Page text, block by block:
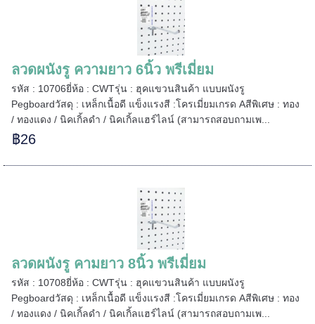
ลวดผนังรู ความยาว 6นิ้ว พรีเมี่ยม
รหัส : 10706ยี่ห้อ : CWTรุ่น : ฮุคแขวนสินค้า แบบผนังรู
Pegboardวัสดุ : เหล็กเนื้อดี แข็งแรงสี :โครเมี่ยมเกรด Aสีพิเศษ : ทอง
/ ทองแดง / นิคเกิ้ลดำ / นิคเกิ้ลแฮร์ไลน์ (สามารถสอบถามเพ...
฿26
ลวดผนังรู คามยาว 8นิ้ว พรีเมี่ยม
รหัส : 10708ยี่ห้อ : CWTรุ่น : ฮุคแขวนสินค้า แบบผนังรู
Pegboardวัสดุ : เหล็กเนื้อดี แข็งแรงสี :โครเมี่ยมเกรด Aสีพิเศษ : ทอง
/ ทองแดง / นิคเกิ้ลดำ / นิคเกิ้ลแฮร์ไลน์ (สามารถสอบถามเพ...